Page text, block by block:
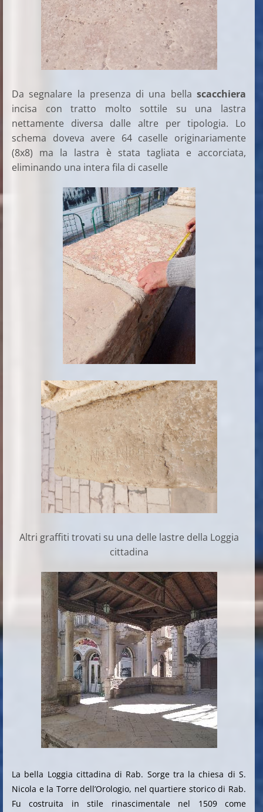
Da segnalare la presenza di una bellascacchiera
incisa con tratto molto sottile su una lastra
nettamente diversa dalle altre per tipologia. Lo
schema doveva avere 64 caselle originariamente
(8x8) ma la lastra è stata tagliata e accorciata,
eliminando una intera fila di caselle
Altri graffiti trovati su una delle lastre della Loggia
cittadina
La bella Loggia cittadina di Rab. Sorge tra la chiesa di S.
Nicola e la Torre dell’Orologio, nel quartiere storico di Rab.
Fu costruita in stile rinascimentale nel 1509 come